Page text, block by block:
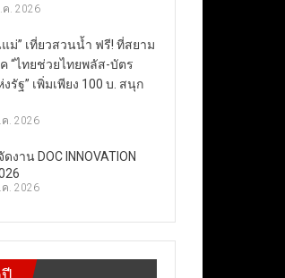
ค. 2026
แม่” เที่ยวสวนน้ำ ฟรี! ที่สยาม
“ไทยช่วยไทยพลัส-บัตร
รัฐ” เพิ่มเพียง 100 บ. สนุก
ค. 2026
งาน DOC INNOVATION
ค. 2026